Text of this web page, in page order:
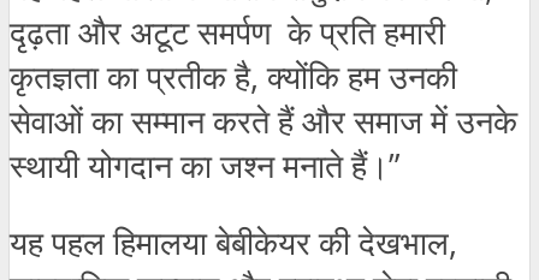
दृढ़ता और अटूट समर्पण के प्रति हमारी
कृतज्ञता का प्रतीक है, क्योंकि हम उनकी
सेवाओं का सम्मान करते हैं और समाज में उनके
स्थायी योगदान का जश्न मनाते हैं।”
यह पहल हिमालया बेबीकेयर की देखभाल,